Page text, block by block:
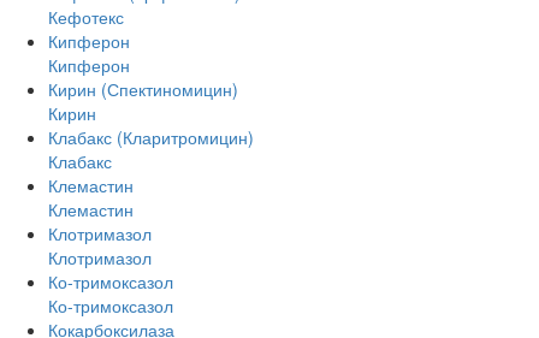
Кефотекс
Кипферон
Кипферон
Кирин (Спектиномицин)
Кирин
Клабакс (Кларитромицин)
Клабакс
Клемастин
Клемастин
Клотримазол
Клотримазол
Ко-тримоксазол
Ко-тримоксазол
Кокарбоксилаза